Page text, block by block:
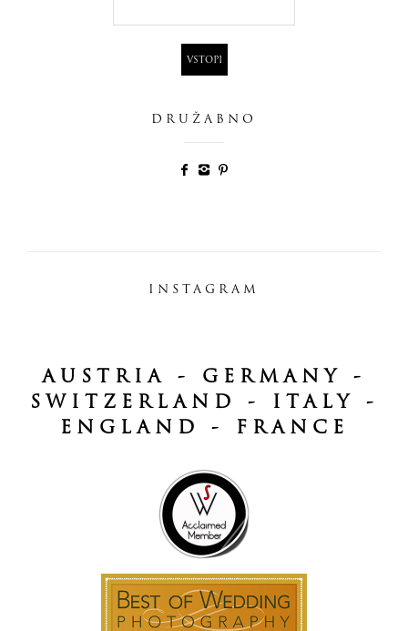
DRUŽABNO
INSTAGRAM
AUSTRIA - GERMANY -
SWITZERLAND - ITALY -
ENGLAND - FRANCE